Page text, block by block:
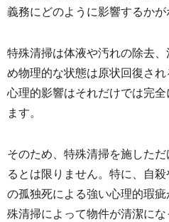
義務にどのように影響するか
特殊清掃は体液や汚れの除去
め物理的な状態は原状回復され
心理的影響はそれだけでは完
ます。
そのため、 特殊清掃を施した
るとは限りません。 特に、自殺
の孤独死による強い心理的瑕疵
殊清掃によって物件が清潔にな